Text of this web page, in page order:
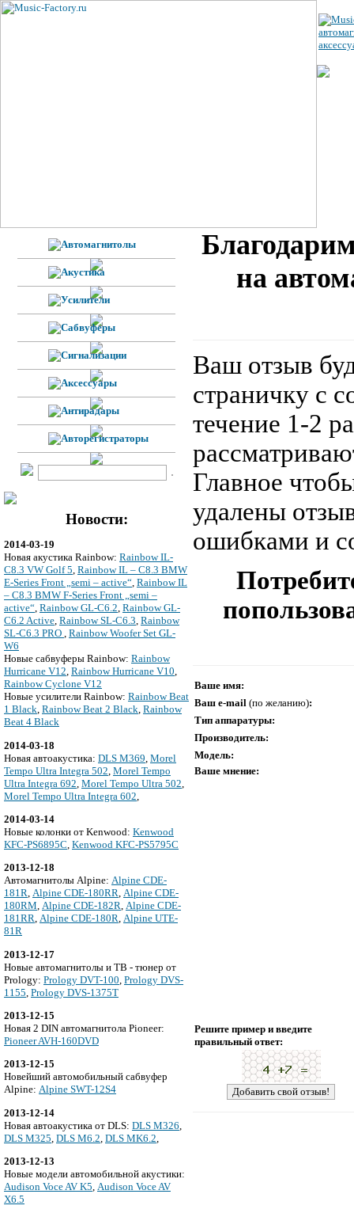
Новости:
2014-03-19
Новая акустика Rainbow: Rainbow IL-
C8.3 VW Golf 5, Rainbow IL – C8.3 BMW
E-Series Front „semi – active“, Rainbow IL
– C8.3 BMW F-Series Front „semi –
active“, Rainbow GL-C6.2, Rainbow GL-
C6.2 Active, Rainbow SL-C6.3, Rainbow
SL-C6.3 PRO , Rainbow Woofer Set GL-
W6
Новые сабвуферы Rainbow: Rainbow
Hurricane V12, Rainbow Hurricane V10,
Rainbow Cyclone V12
Новые усилители Rainbow: Rainbow Beat
1 Black, Rainbow Beat 2 Black, Rainbow
Beat 4 Black
2014-03-18
Новая автоакустика: DLS M369 Morel
Tempo Ultra Integra 502 Morel Tempo
Ultra Integra 692 Morel Tempo Ultra 502
Morel Tempo Ultra Integra 602
2014-03-14
Новые колонки от Kenwood: Kenwood
KFC-PS6895C, Kenwood KFC-PS5795C
2013-12-18
Автомагнитолы Alpine: Alpine CDE-
181R, Alpine CDE-180RR, Alpine CDE-
180RM, Alpine CDE-182R, Alpine CDE-
181RR, Alpine CDE-180R, Alpine UTE-
81R
2013-12-17
Новые автомагнитолы и ТВ - тюнер от
Prology: Prology DVT-100 Prology DVS-
1155 Prology DVS-1375T
2013-12-15
Новая 2 DIN автомагнитола Pioneer:
Pioneer AVH-160DVD
2013-12-15
Новейший автомобильный сабвуфер
Alpine: Alpine SWT-12S4
2013-12-14
Новая автоакустика от DLS: DLS M326
DLS M325 DLS M6.2 DLS MK6.2
2013-12-13
Новые модели автомобильной акустики:
Audison Voce AV K5, Audison Voce AV
X6.5
на
Ваш отзыв
страничку с
течение 1-2
Главное
удалены
ошибками и
Ваше имя:
Ваш e-mail (по желанию):
Тип аппаратуры:
Производитель:
Модель:
Ваше мнение:
Решите пример и введите
правильный ответ: